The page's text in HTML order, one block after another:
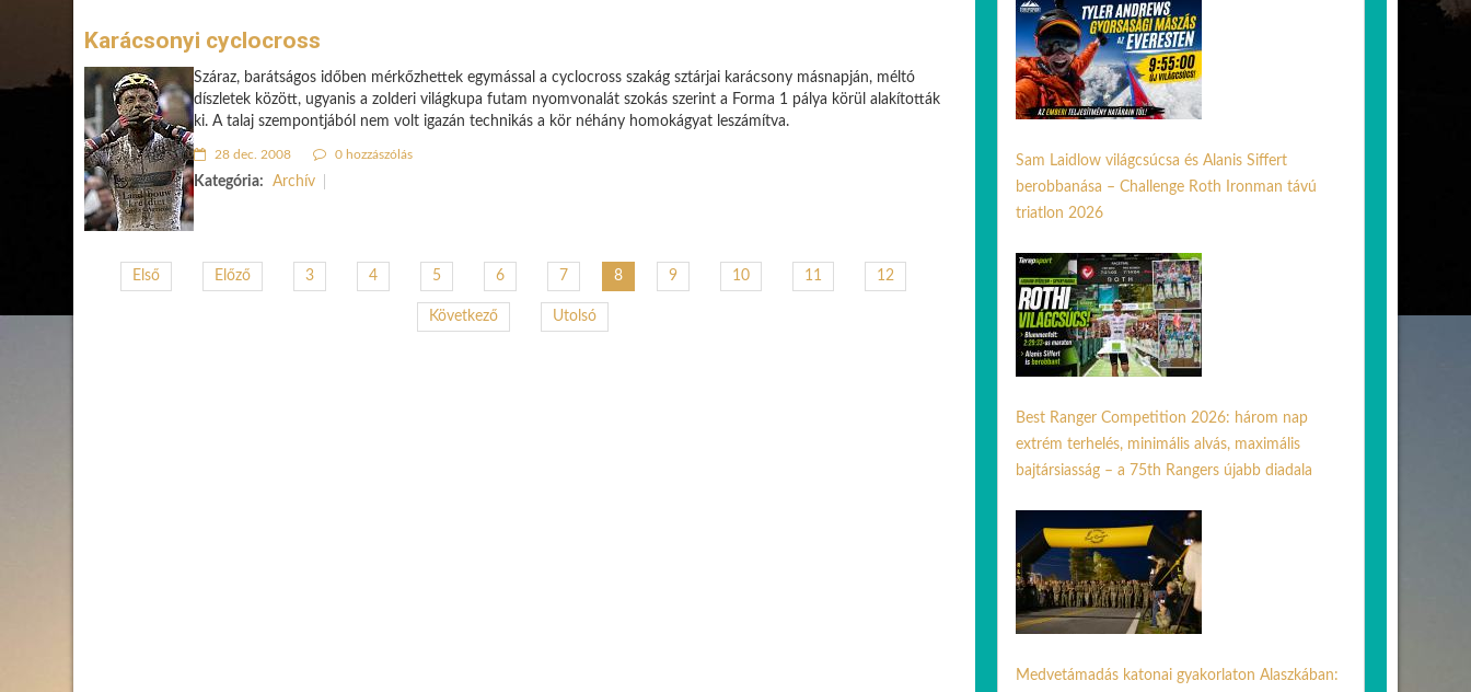
Karácsonyi cyclocross
Száraz, barátságos időben mérkőzhettek egymással a cyclocross szakág sztárjai karácsony másnapján, méltó
díszletek között, ugyanis a zolderi világkupa futam nyomvonalát szokás szerint a Forma 1 pálya körül alakították
ki. A talaj szempontjából nem volt igazán technikás a kör néhány homokágyat leszámítva.
28 dec. 2008 0 hozzászólás
Kategória: Archív
Első Előző 3 4 5 6 7 8 9 10 11 12
Következő Utolsó
Sam Laidlow világcsúcsa és Alanis Siffert
berobbanása – Challenge Roth Ironman távú
triatlon 2026
Best Ranger Competition 2026: három nap
extrém terhelés, minimális alvás, maximális
bajtársiasság – a 75th Rangers újabb diadala
Medvetámadás katonai gyakorlaton Alaszkában: